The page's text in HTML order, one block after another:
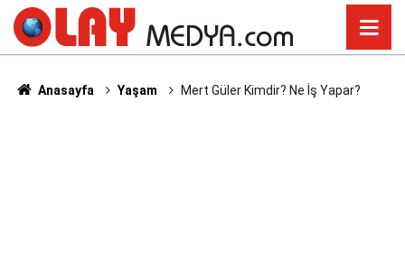
Anasayfa Yaşam Mert Güler Kimdir? Ne İş Yapar?